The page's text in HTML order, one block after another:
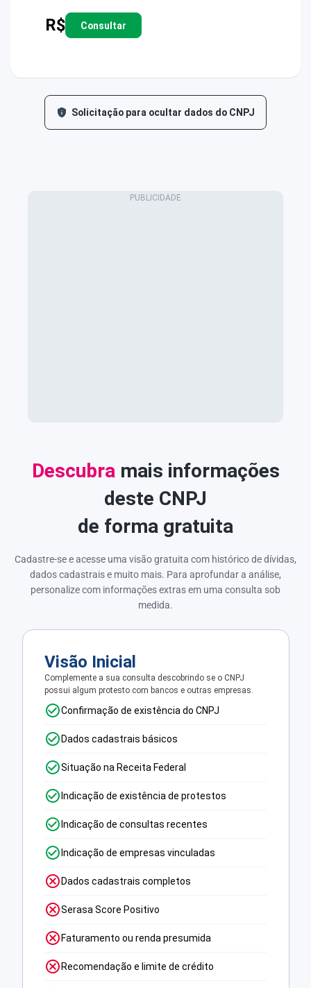
R$ Consultar
Solicitação para ocultar dados do CNPJ
Descubramais informações
deste CNPJ
de forma gratuita
Cadastre-se e acesse uma visão gratuita com histórico de dívidas,
dados cadastrais e muito mais. Para aprofundar a análise,
personalize com informações extras em uma consulta sob
medida.
Visão Inicial
Complemente a sua consulta descobrindo se o CNPJ
possui algum protesto com bancos e outras empresas.
Confirmação de existência do CNPJ
Dados cadastrais básicos
Situação na Receita Federal
Indicação de existência de protestos
Indicação de consultas recentes
Indicação de empresas vinculadas
Dados cadastrais completos
Serasa Score Positivo
Faturamento ou renda presumida
Recomendação e limite de crédito